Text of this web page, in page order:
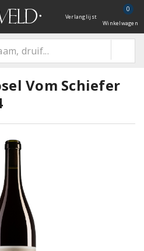
Verlanglijst
0
Winkelwagen
Vom Schiefer